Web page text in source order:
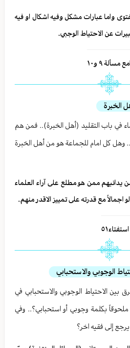
واما عبارات مشكل وفيه اشكال او فيه
عن الاحتياط الوجبي.
٩ و١٠
الخبرة
في باب التقليد (أهل الخبرة).. فمن هم
وهل كل امام للجماعة هو من أهل الخبرة
يدانيهم ممن هو مطلع على آراء العلماء
اجمالاً مع قدرته على تمييز الاقدر منهم.
الوجوبي والاستحبابي
بين الاحتياط الوجوبي والاستحبابي في
ملحوقاً بكلمة وجوبي أو استحبابي؟.. وفي
إلى فقيه اخر؟